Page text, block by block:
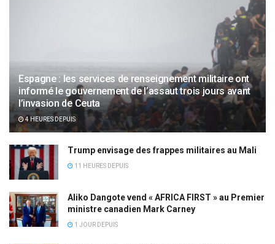
Espagne : les services de renseignement militaire ont
informé le gouvernement de l’assaut trois jours avant
l’invasion de Ceuta
4 HEURES DEPUIS
Trump envisage des frappes militaires au Mali
11 HEURES DEPUIS
Aliko Dangote vend « AFRICA FIRST » au Premier
ministre canadien Mark Carney
1 JOUR DEPUIS